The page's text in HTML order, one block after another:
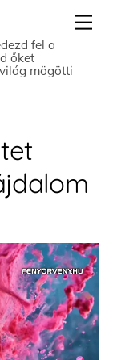
fel a
őket
mögötti